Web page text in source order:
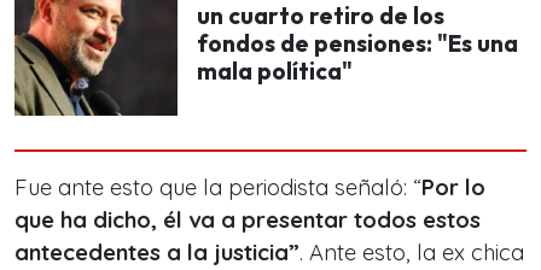
un cuarto retiro de los
fondos de pensiones: "Es una
mala política"
Fue ante esto que la periodista señaló: “Por lo
que ha dicho, él va a presentar todos estos
antecedentes a la justicia”. Ante esto, la ex chica